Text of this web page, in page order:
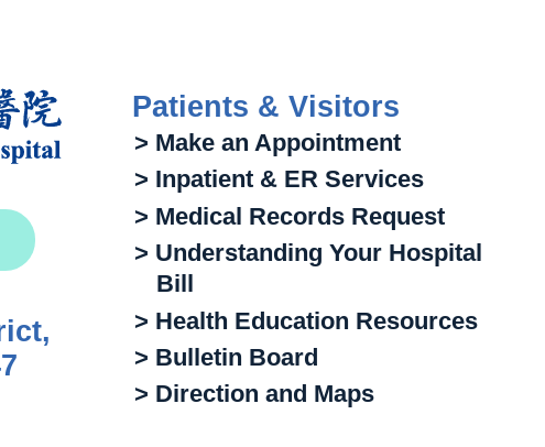
Patients & Visitors
> Make an Appointment
> Inpatient & ER Services
> Medical Records Request
> Understanding Your Hospital
Bill
> Health Education Resources
> Bulletin Board
> Direction and Maps